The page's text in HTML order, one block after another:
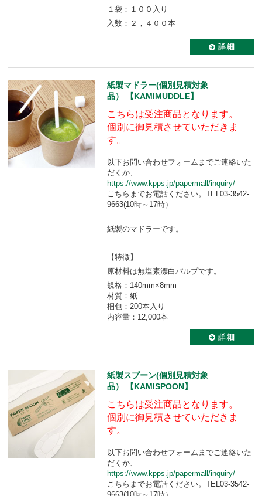
１袋：１００入り
入数：２，４００本
紙製マドラー(個別見積対象
品） 【KAMIMUDDLE】
こちらは受注商品となります。
個別に御見積させていただきま
す。
以下お問い合わせフォームまでご連絡いた
だくか、
https://www.kpps.jp/papermall/inquiry/
こちらまでお電話ください。TEL03-3542-
9663(10時～17時）
紙製のマドラーです。
【特徴】
原材料は無塩素漂白パルプです。
規格：140mm×8mm
材質：紙
梱包：200本入り
内容量：12,000本
紙製スプーン(個別見積対象
品） 【KAMISPOON】
こちらは受注商品となります。
個別に御見積させていただきま
す。
以下お問い合わせフォームまでご連絡いた
だくか、
https://www.kpps.jp/papermall/inquiry/
こちらまでお電話ください。TEL03-3542-